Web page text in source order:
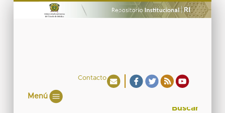
Contacto
Menú
Buscar